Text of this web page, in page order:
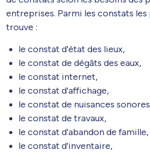
entreprises. Parmi les constats les
trouve :
le constat d'état des lieux,
le constat de dégâts des eaux,
le constat internet,
le constat d'affichage,
le constat de nuisances
le constat de travaux,
le constat d'abandon de famille,
le constat d'inventaire,